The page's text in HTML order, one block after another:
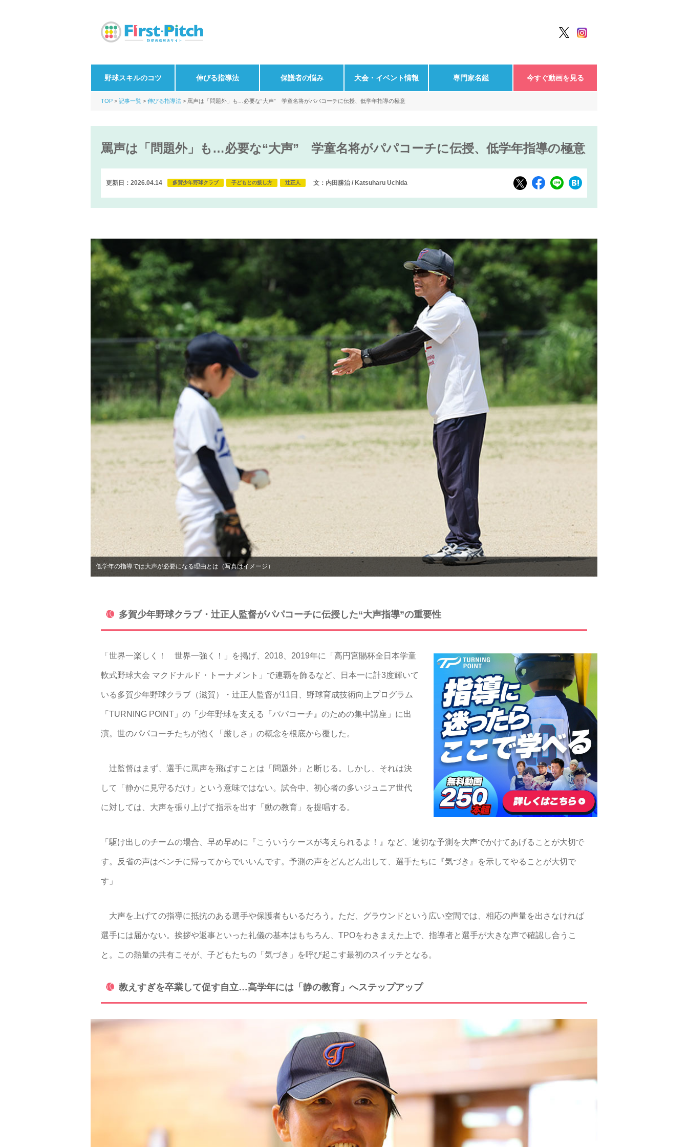
野球スキルのコツ 伸びる指導法 保護者の悩み 大会・イベント情報 専門家名鑑 今すぐ動画を見る
TOP 記事一覧 伸びる指導法 罵声は「問題外」も…必要な“大声” 学童名将がパパコーチに伝授、低学年指導の極意
罵声は「問題外」も…必要な“大声” 学童名将がパパコーチに伝授、低学年指導の極意
更新日：2026.04.14 多賀少年野球クラブ 子どもとの接し方 辻正人 文：内田勝治 / Katsuharu Uchida
低学年の指導では大声が必要になる理由とは（写真はイメージ）
多賀少年野球クラブ・辻正人監督がパパコーチに伝授した“大声指導”の重要性
「世界一楽しく！ 世界一強く！」を掲げ、2018、2019年に「高円宮賜杯全日本学童
軟式野球大会 マクドナルド・トーナメント」で連覇を飾るなど、日本一に計3度輝いて
いる多賀少年野球クラブ（滋賀）・辻正人監督が11日、野球育成技術向上プログラム
「TURNING POINT」の「少年野球を支える『パパコーチ』のための集中講座」に出
演。世のパパコーチたちが抱く「厳しさ」の概念を根底から覆した。
辻監督はまず、選手に罵声を飛ばすことは「問題外」と断じる。しかし、それは決
して「静かに見守るだけ」という意味ではない。試合中、初心者の多いジュニア世代
に対しては、大声を張り上げて指示を出す「動の教育」を提唱する。
「駆け出しのチームの場合、早め早めに『こういうケースが考えられるよ！』など、適切な予測を大声でかけてあげることが大切で
す。反省の声はベンチに帰ってからでいいんです。予測の声をどんどん出して、選手たちに『気づき』を示してやることが大切で
す」
大声を上げての指導に抵抗のある選手や保護者もいるだろう。ただ、グラウンドという広い空間では、相応の声量を出さなければ
選手には届かない。挨拶や返事といった礼儀の基本はもちろん、TPOをわきまえた上で、指導者と選手が大きな声で確認し合うこ
と。この熱量の共有こそが、子どもたちの「気づき」を呼び起こす最初のスイッチとなる。
教えすぎを卒業して促す自立…高学年には「静の教育」へステップアップ